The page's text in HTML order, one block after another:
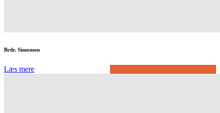
Brdr. Simonsen
Læs mere